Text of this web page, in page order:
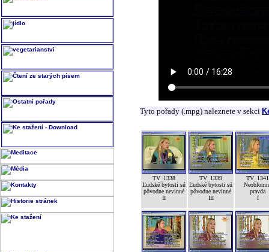
Tyto pořady (.mpg) naleznete v sekci
TV_1338
Ľudské bytosti sú
pôvodne nevinné
II
TV_1339
Ľudské bytosti sú
pôvodne nevinné
III
TV_1341
pravda
I